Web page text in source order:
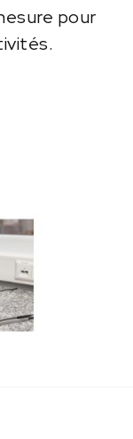
pour